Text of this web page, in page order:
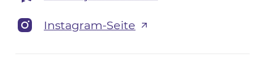
Instagram-Seite